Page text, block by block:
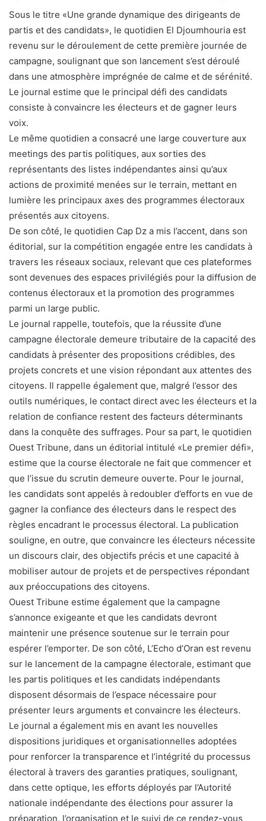
Sous le titre «Une grande dynamique des dirigeants de
partis et des candidats», le quotidien El Djoumhouria est
revenu sur le déroulement de cette première journée de
campagne, soulignant que son lancement s’est déroulé
dans une atmosphère imprégnée de calme et de sérénité.
Le journal estime que le principal défi des candidats
consiste à convaincre les électeurs et de gagner leurs
voix.
Le même quotidien a consacré une large couverture aux
meetings des partis politiques, aux sorties des
représentants des listes indépendantes ainsi qu’aux
actions de proximité menées sur le terrain, mettant en
lumière les principaux axes des programmes électoraux
présentés aux citoyens.
De son côté, le quotidien Cap Dz a mis l’accent, dans son
éditorial, sur la compétition engagée entre les candidats à
travers les réseaux sociaux, relevant que ces plateformes
sont devenues des espaces privilégiés pour la diffusion de
contenus électoraux et la promotion des programmes
parmi un large public.
Le journal rappelle, toutefois, que la réussite d’une
campagne électorale demeure tributaire de la capacité des
candidats à présenter des propositions crédibles, des
projets concrets et une vision répondant aux attentes des
citoyens. Il rappelle également que, malgré l’essor des
outils numériques, le contact direct avec les électeurs et la
relation de confiance restent des facteurs déterminants
dans la conquête des suffrages. Pour sa part, le quotidien
Ouest Tribune, dans un éditorial intitulé «Le premier défi»,
estime que la course électorale ne fait que commencer et
que l’issue du scrutin demeure ouverte. Pour le journal,
les candidats sont appelés à redoubler d’efforts en vue de
gagner la confiance des électeurs dans le respect des
règles encadrant le processus électoral. La publication
souligne, en outre, que convaincre les électeurs nécessite
un discours clair, des objectifs précis et une capacité à
mobiliser autour de projets et de perspectives répondant
aux préoccupations des citoyens.
Ouest Tribune estime également que la campagne
s’annonce exigeante et que les candidats devront
maintenir une présence soutenue sur le terrain pour
espérer l’emporter. De son côté, L’Echo d’Oran est revenu
sur le lancement de la campagne électorale, estimant que
les partis politiques et les candidats indépendants
disposent désormais de l’espace nécessaire pour
présenter leurs arguments et convaincre les électeurs.
Le journal a également mis en avant les nouvelles
dispositions juridiques et organisationnelles adoptées
pour renforcer la transparence et l’intégrité du processus
électoral à travers des garanties pratiques, soulignant,
dans cette optique, les efforts déployés par l’Autorité
nationale indépendante des élections pour assurer la
préparation, l’organisation et le suivi de ce rendez-vous